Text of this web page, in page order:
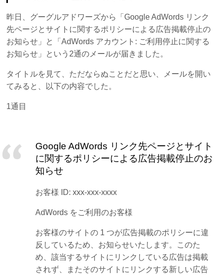
昨日、グーグルアドワーズから「Google AdWords リンク
先ページとサイトに関するポリシーによる広告掲載停止の
お知らせ」と「AdWords アカウント: ご利用停止に関する
お知らせ」という2通のメールが届きました。
タイトルを見て、ただならぬことだと思い、メールを開い
てみると、以下の内容でした。
1通目
Google AdWords リンク先ページとサイト
に関するポリシーによる広告掲載停止のお
知らせ
お客様 ID: xxx-xxx-xxxx
AdWords をご利用のお客様
お客様のサイトの 1 つが広告掲載のポリシーに違
反しているため、お知らせいたします。このた
め、該当するサイトにリンクしている広告は掲載
されず、またそのサイトにリンクする新しい広告